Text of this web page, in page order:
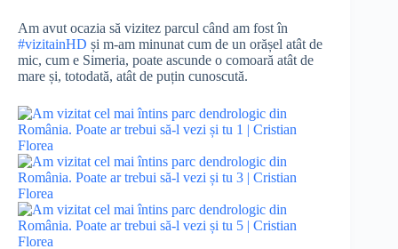
Am avut ocazia să vizitez parcul când am fost în
#vizitainHD și m-am minunat cum de un orășel atât de
mic, cum e Simeria, poate ascunde o comoară atât de
mare și, totodată, atât de puțin cunoscută.